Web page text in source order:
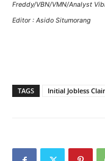
Freddy/VBN/VMN/Analyst
Editor : Asido Situmorang
TAGS Initial Jobless